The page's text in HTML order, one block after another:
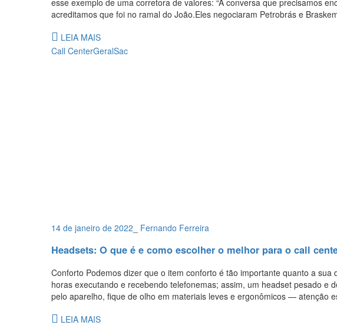
acreditamos que foi no ramal do João.Eles negociaram Petrobrás e
LEIA MAIS
Call CenterGeralSac
14 de janeiro de 2022 Fernando Ferreira
Headsets: O que é e como escolher o melhor para o call
Conforto Podemos dizer que o item conforto é tão importante quanto a
horas executando e recebendo telefonemas; assim, um headset pesado e
pelo aparelho, fique de olho em materiais leves e ergonômicos — atenção
LEIA MAIS